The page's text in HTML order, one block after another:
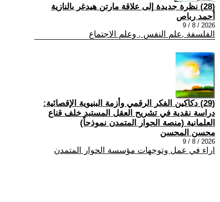
(28) نظرة جديدة إلى علاقة مارتن هيدغر بالنازية
أحمد رباص
2026 / 8 / 9
الفلسفة ,علم النفس , وعلم الاجتماع
(29) دكاكين الفكر الرقمي وأزمة البنيوية الإقصائية:
دراسة نقدية في تشريح العقل المستبد خلف قناع
العلمانية (منصة الحوار المتمدن نموذجاً)
محسن المحسن
2026 / 8 / 9
اراء في عمل وتوجهات مؤسسة الحوار المتمدن